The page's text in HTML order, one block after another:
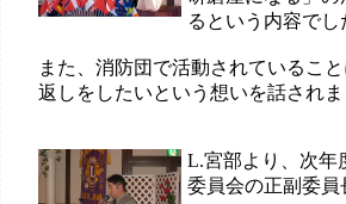
るという内容でし
また、消防団で活動されているこ
返しをしたいという想いを話されま
L.宮部より、次年
委員会の正副委員